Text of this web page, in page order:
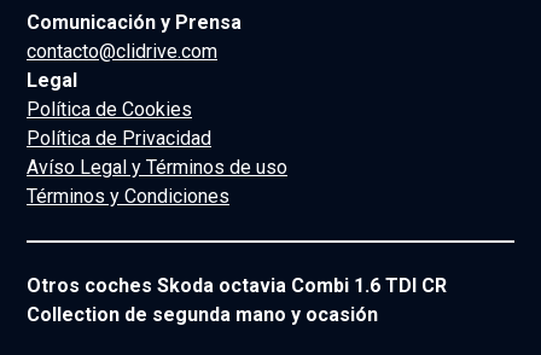
Comunicación y Prensa
contacto@clidrive.com
Legal
Política de Cookies
Política de Privacidad
Avíso Legal y Términos de uso
Términos y Condiciones
Otros coches Skoda octavia Combi 1.6 TDI CR
Collection de segunda mano y ocasión